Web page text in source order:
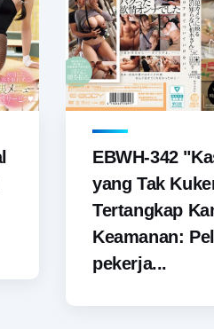
EBWH-342
yang Tak
Tertangkap
Keamanan:
pekerja...